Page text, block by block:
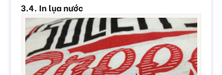
3.4. In lụa nước